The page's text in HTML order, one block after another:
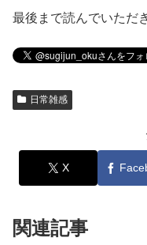
最後まで読んでいただ
日常雑感
X
関連記事